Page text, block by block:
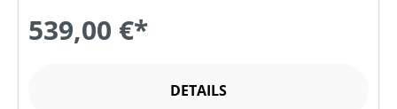
539,00 €*
DETAILS